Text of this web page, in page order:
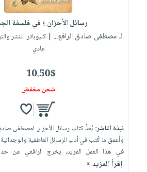
رسائل الأحزان ؛ في فلسفة
لـ مصطفى صادق الرافع... | كليوباترا للنشر
عادي
10.50$
شحن مخفض
نبذة الناشر: يُعدُّ كتاب رسائل الأحزان لمصطفى
وأعمق ما كُتب في أدب الرسائل العاطفية والوجدانية
في هذا العمل الفريد، يخرج الرافعي عن
إقرأ المزيد »